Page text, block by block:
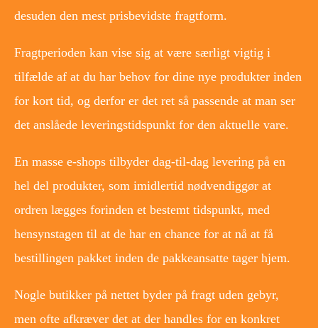
desuden den mest prisbevidste fragtform.
Fragtperioden kan vise sig at være særligt vigtig i
tilfælde af at du har behov for dine nye produkter inden
for kort tid, og derfor er det ret så passende at man ser
det anslåede leveringstidspunkt for den aktuelle vare.
En masse e-shops tilbyder dag-til-dag levering på en
hel del produkter, som imidlertid nødvendiggør at
ordren lægges forinden et bestemt tidspunkt, med
hensynstagen til at de har en chance for at nå at få
bestillingen pakket inden de pakkeansatte tager hjem.
Nogle butikker på nettet byder på fragt uden gebyr,
men ofte afkræver det at der handles for en konkret